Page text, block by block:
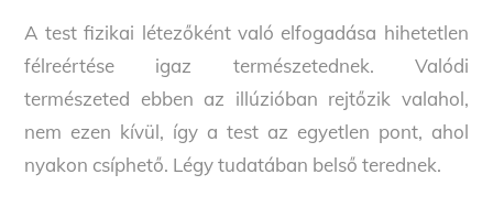
A test fizikai létezőként való elfogadása hihetetlen
félreértése igaz természetednek. Valódi
természeted ebben az illúzióban rejtőzik valahol,
nem ezen kívül, így a test az egyetlen pont, ahol
nyakon csíphető. Légy tudatában belső terednek.